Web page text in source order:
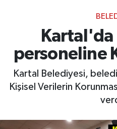
personeline
Kartal Belediyesi,
Kişisel Verilerin